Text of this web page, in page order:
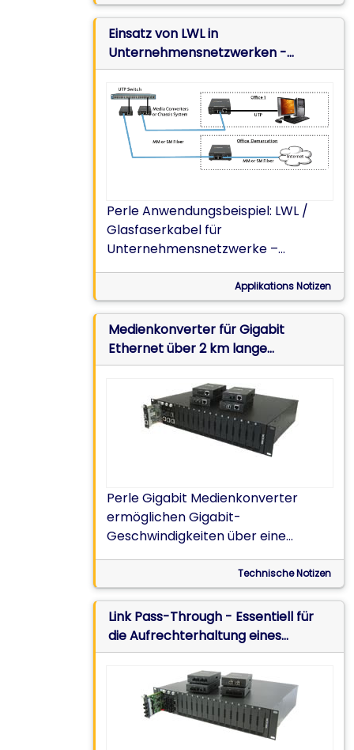
sicher.
Einsatz von LWL in
Unternehmensnetzwerken -
Medienkonverter setzen Leistung
frei und reduzieren Kosten während
Upgrades
Perle Anwendungsbeispiel: LWL /
Glasfaserkabel für
Unternehmensnetzwerke –
Medienkonverter setzen Leistung
frei und reduzieren Kosten während
Upgrades.
Applikations Notizen
Medienkonverter für Gigabit
Ethernet über 2 km lange
Multimode-LWL-Verbindungen
Perle Gigabit Medienkonverter
ermöglichen Gigabit-
Geschwindigkeiten über eine
vorhandene 2 km lange Multimode-
LWL-Infrastruktur. Technischer
Hinweis
Technische Notizen
Link Pass-Through - Essentiell für
die Aufrechterhaltung eines
transparenten LWL-zu-LWL -Links